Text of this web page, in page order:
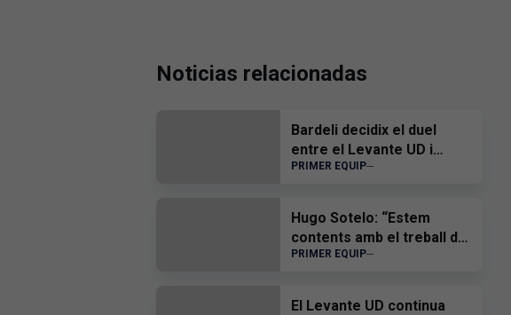
Noticias relacionadas
Bardeli decidix el duel
entre el Levante UD i
l'Atlético Levante UD
PRIMER EQUIP
Hugo Sotelo: “Estem
contents amb el treball de
l'equip”
PRIMER EQUIP
El Levante UD continua